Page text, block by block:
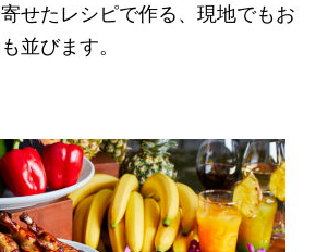
せたレシピで作る、現地でもお
並びます。